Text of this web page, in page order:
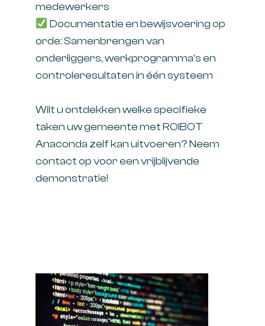
medewerkers
Documentatie en bewijsvoering op
orde: Samenbrengen van
onderliggers, werkprogramma’s en
controleresultaten in één systeem
Wilt u ontdekken welke specifieke
taken uw gemeente met ROIBOT
Anaconda zelf kan uitvoeren? Neem
contact op voor een vrijblijvende
demonstratie!